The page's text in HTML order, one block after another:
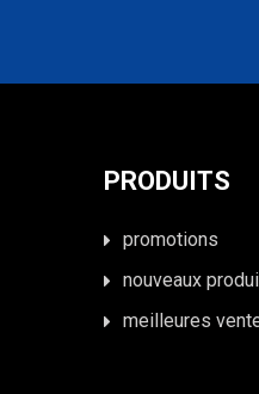
PRODUITS
promotions
nouveaux
meilleures